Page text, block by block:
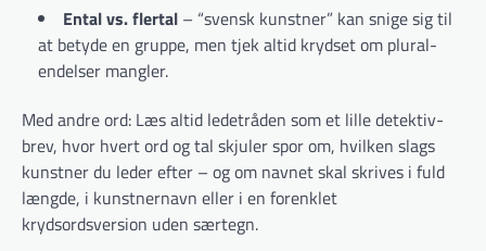
Ental vs. flertal – “svensk kunstner” kan snige sig til
at betyde en gruppe, men tjek altid krydset om plural-
endelser mangler.
Med andre ord: Læs altid ledetråden som et lille detektiv­
brev, hvor hvert ord og tal skjuler spor om, hvilken slags
kunstner du leder efter – og om navnet skal skrives i fuld
længde, i kunstnernavn eller i en forenklet
krydsordsversion uden særtegn.